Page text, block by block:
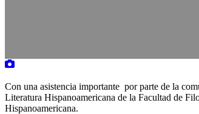
Con una asistencia importante por parte de la
Literatura Hispanoamericana de la Facultad de
Hispanoamericana.